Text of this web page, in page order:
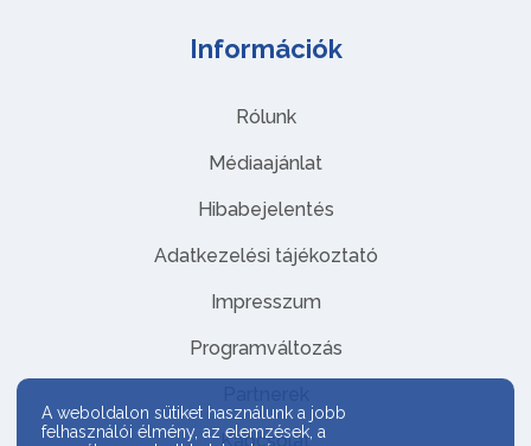
Információk
Rólunk
Médiaajánlat
Hibabejelentés
Adatkezelési tájékoztató
Impresszum
Programváltozás
Kapcsolat
A weboldalon sütiket használunk a jobb
felhasználói élmény, az elemzések, a